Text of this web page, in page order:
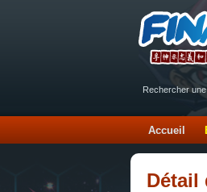
Rechercher
Accueil
Détail